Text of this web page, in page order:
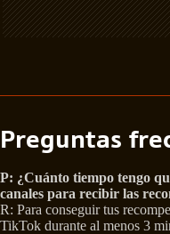
Preguntas
P: ¿Cuánto tiempo tengo
canales para recibir las
R: Para conseguir tus
TikTok durante al menos 3